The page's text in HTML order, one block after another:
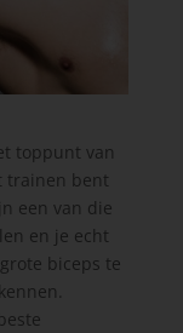
toppunt van
trainen bent
een van die
en je echt
biceps te